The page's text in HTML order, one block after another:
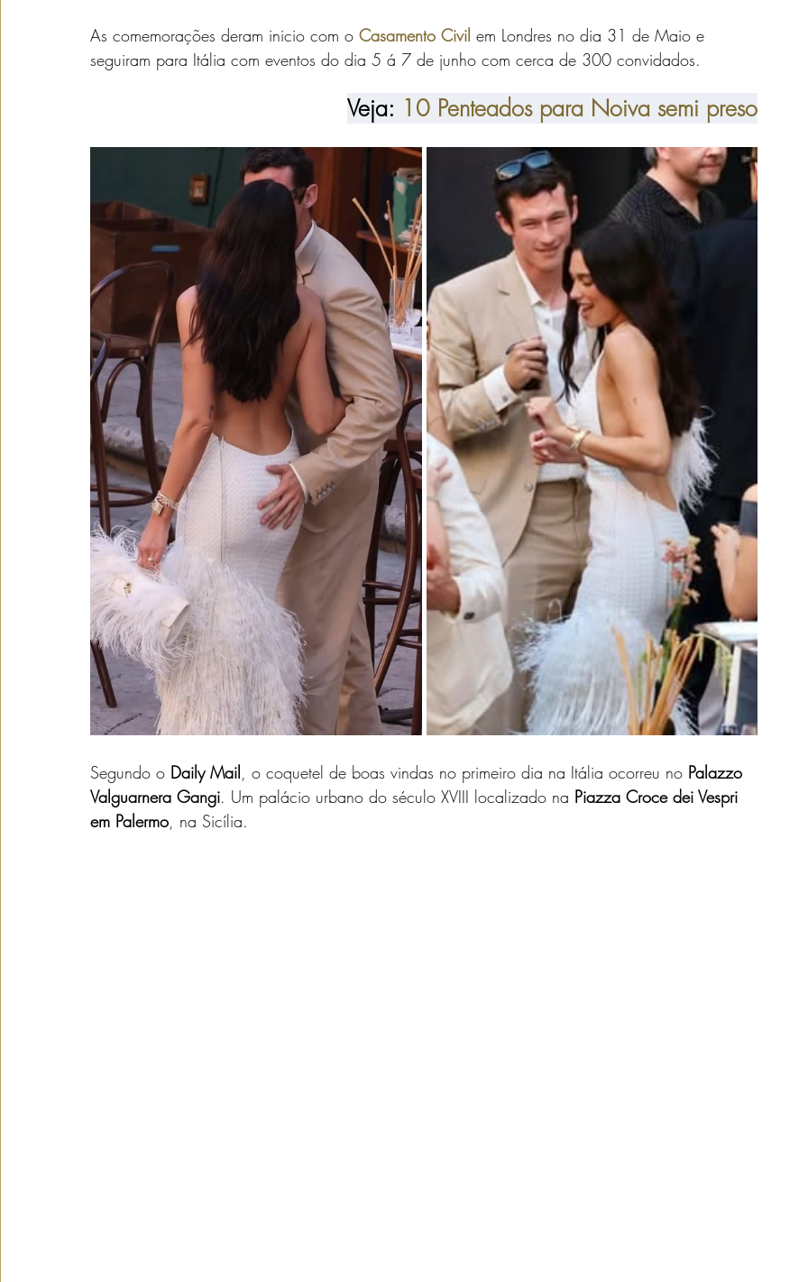
As comemorações deram inicio com o Casamento Civil em Londres no dia 31 de Maio e
seguiram para Itália com eventos do dia 5 á 7 de junho com cerca de 300 convidados.
Veja: 10 Penteados para Noiva semi preso
Segundo o Daily Mail , o coquetel de boas vindas no primeiro dia na Itália ocorreu no Palazzo
Valguarnera Gangi. Um palácio urbano do século XVIII localizado na Piazza Croce dei Vespri
em Palermo , na Sicília.